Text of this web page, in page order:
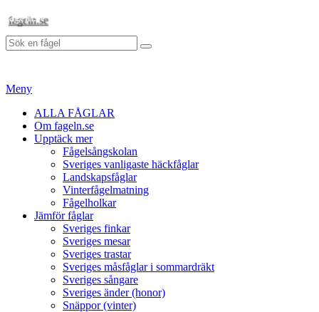
Hoppa
till
innehåll
fageln.se
Sök
efter:
Sök
Meny
Primär
meny
ALLA FÅGLAR
Om fageln.se
Upptäck mer
Fågelsångskolan
Sveriges vanligaste häckfåglar
Landskapsfåglar
Vinterfågelmatning
Fågelholkar
Jämför fåglar
Sveriges finkar
Sveriges mesar
Sveriges trastar
Sveriges måsfåglar i sommardräkt
Sveriges sångare
Sveriges änder (honor)
Snäppor (vinter)